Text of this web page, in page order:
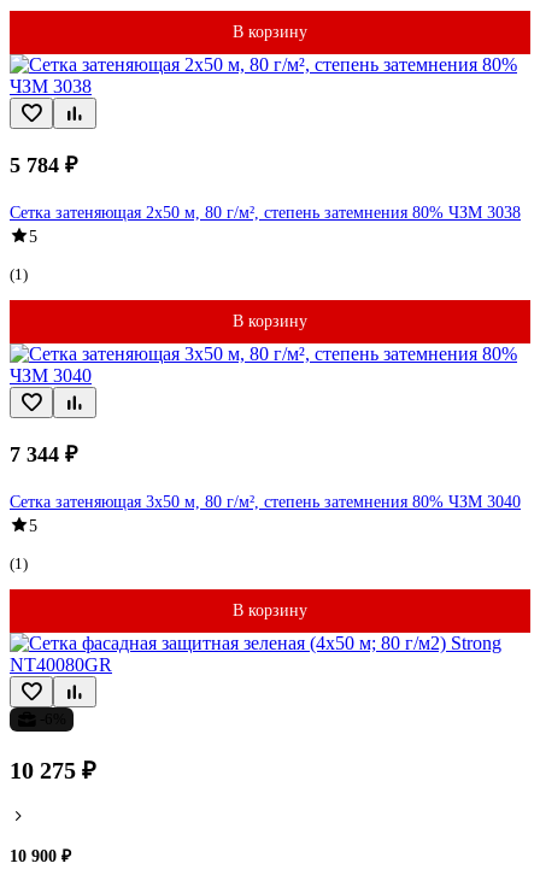
В корзину
5 784 ₽
Сетка затеняющая 2x50 м, 80 г/м², степень затемнения 80% ЧЗМ 3038
5
(1)
В корзину
7 344 ₽
Сетка затеняющая 3x50 м, 80 г/м², степень затемнения 80% ЧЗМ 3040
5
(1)
В корзину
10 275 ₽
10 900 ₽